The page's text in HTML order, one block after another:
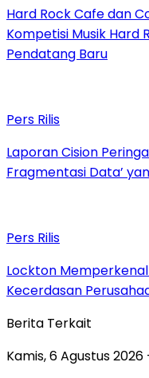
Hard Rock Cafe dan
Kompetisi Musik Hard
Pendatang Baru
Pers Rilis
Laporan Cision
Fragmentasi Data’
Pers Rilis
Lockton
Kecerdasan
Berita Terkait
Kamis, 6 Agustus 2026